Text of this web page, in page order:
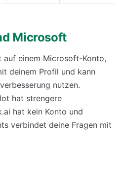
Microsoft
einem Microsoft-Konto,
deinem Profil und kann
nutzen.
hat strengere
hat kein Konto und
verbindet deine Fragen mit